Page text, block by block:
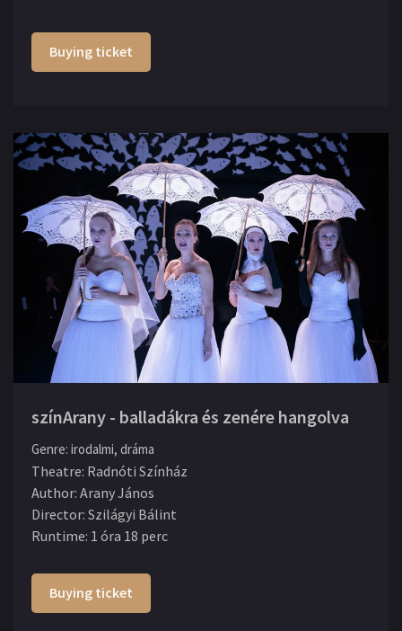
Buying ticket
színArany - balladákra és zenére hangolva
Genre: irodalmi, dráma
Theatre: Radnóti Színház
Author: Arany János
Director: Szilágyi Bálint
Runtime: 1 óra 18 perc
Buying ticket